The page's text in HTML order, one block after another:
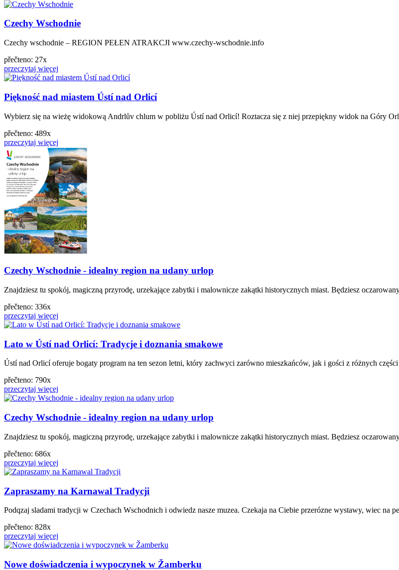
Czechy Wschodnie
Czechy wschodnie – REGION PEŁEN ATRAKCJI www.czechy-wschodnie.info
přečteno: 27x
przeczytaj więcej
Piękność nad miastem Ústí nad Orlicí
Wybierz się na wieżę widokową Andrlův chlum w pobliżu Ústí nad Orlicí! Roztacza się z niej przepiękny widok na Góry
přečteno: 489x
przeczytaj więcej
Czechy Wschodnie - idealny region na udany urlop
Znajdziesz tu spokój, magiczną przyrodę, urzekające zabytki i malownicze zakątki historycznych miast. Będziesz
přečteno: 336x
przeczytaj więcej
Lato w Ústí nad Orlicí: Tradycje i doznania smakowe
Ústí nad Orlicí oferuje bogaty program na ten sezon letni, który zachwyci zarówno mieszkańców, jak i gości z różnych
přečteno: 790x
przeczytaj więcej
Czechy Wschodnie - idealny region na udany urlop
Znajdziesz tu spokój, magiczną przyrodę, urzekające zabytki i malownicze zakątki historycznych miast. Będziesz
přečteno: 686x
przeczytaj więcej
Zapraszamy na Karnawal Tradycji
Podqzaj sladami tradycji w Czechach Wschodnich i odwiedz nasze muzea. Czekaja na Ciebie przerózne wystawy, wiec na
přečteno: 828x
przeczytaj więcej
Nowe doświadczenia i wypoczynek w Žamberku